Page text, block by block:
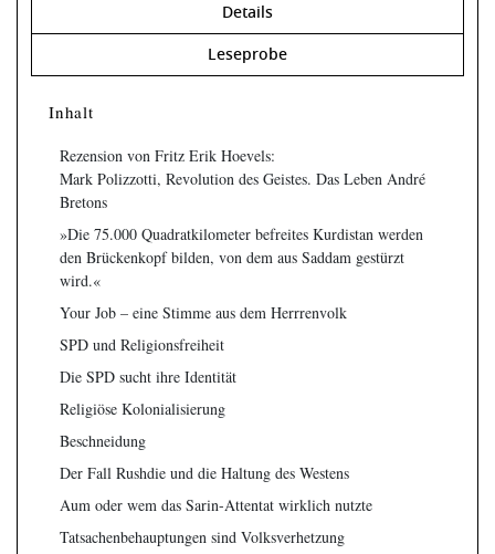
Details
Leseprobe
Inhalt
Rezension von Fritz Erik Hoevels:
Mark Polizzotti, Revolution des Geistes. Das Leben André
Bretons
»Die 75.000 Quadratkilometer befreites Kurdistan werden
den Brückenkopf bilden, von dem aus Saddam gestürzt
wird.«
Your Job – eine Stimme aus dem Herrrenvolk
SPD und Religionsfreiheit
Die SPD sucht ihre Identität
Religiöse Kolonialisierung
Beschneidung
Der Fall Rushdie und die Haltung des Westens
Aum oder wem das Sarin-Attentat wirklich nutzte
Tatsachenbehauptungen sind Volksverhetzung